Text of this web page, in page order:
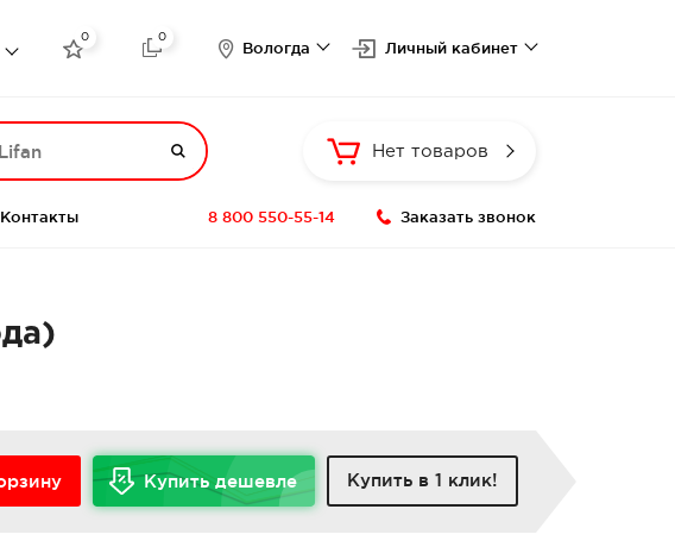

0

0
Вологда Личный кабинет
 Нет товаров
Контакты 8 800 550-55-14 Заказать звонок
Купить дешевле Купить в 1 клик!